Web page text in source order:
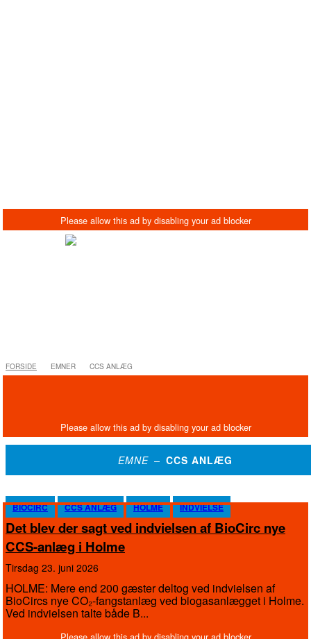
FORSIDE EMNER CCS ANLÆG
EMNE – CCS ANLÆG
BIOCIRC CCS ANLÆG HOLME INDVIELSE
Det blev der sagt ved indvielsen af BioCirc nye
CCS-anlæg i Holme
tirsdag 23. juni 2026
HOLME: Mere end 200 gæster deltog ved indvielsen af
BioCircs nye CO₂-fangstanlæg ved biogasanlægget i Holme.
Ved indvielsen talte både B...